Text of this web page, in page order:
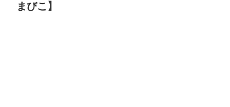
まびこ】